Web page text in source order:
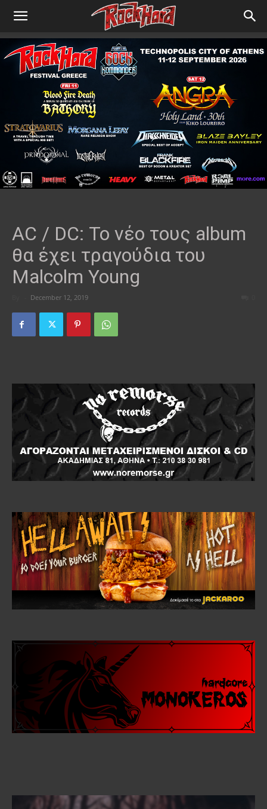
AC / DC: Το νέο τους album
θα έχει τραγούδια του
Malcolm Young
December 12, 2019